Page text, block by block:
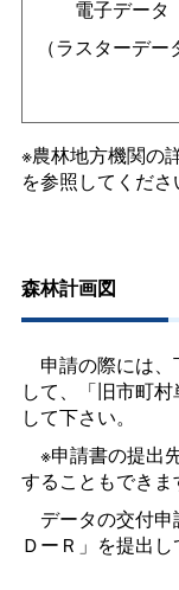
電子データ
（ラスターデー
※農林地方機関の
を参照してくださ
森林計画図
申請の際には、
して、「旧市町
して下さい。
※申請書の提出
することもできま
データの交付申
ＤーＲ」を提出し